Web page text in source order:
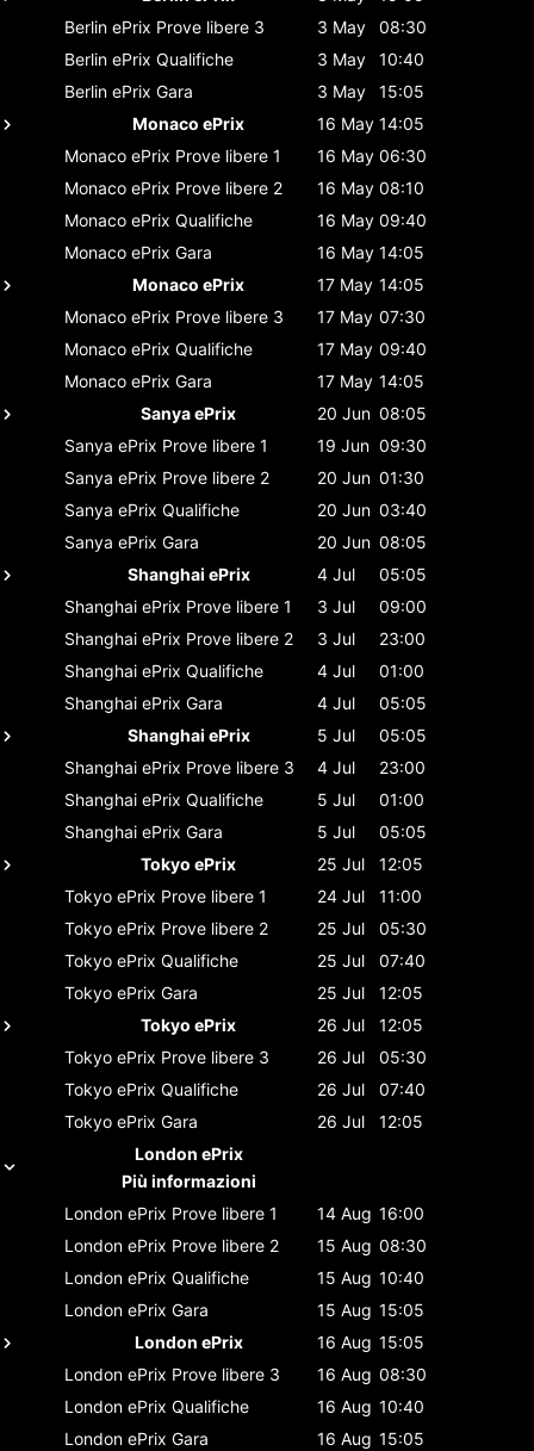
Berlin ePrix Prove libere 3 3 May
08:30
Berlin ePrix Qualifiche 3 May
10:40
Berlin ePrix Gara 3 May
15:05
Monaco ePrix
16 May 14:05
Monaco ePrix Prove libere 1 16 May 06:30
Monaco ePrix Prove libere 2 16 May 08:10
Monaco ePrix Qualifiche 16 May 09:40
Monaco ePrix Gara 16 May 14:05
Monaco ePrix
17 May 14:05
Monaco ePrix Prove libere 3 17 May 07:30
Monaco ePrix Qualifiche 17 May 09:40
Monaco ePrix Gara 17 May 14:05
Sanya ePrix
20 Jun 08:05
Sanya ePrix Prove libere 1 19 Jun 09:30
Sanya ePrix Prove libere 2 20 Jun 01:30
Sanya ePrix Qualifiche 20 Jun 03:40
Sanya ePrix Gara 20 Jun 08:05
Shanghai ePrix
4 Jul
05:05
Shanghai ePrix Prove libere 1 3 Jul
09:00
Shanghai ePrix Prove libere 2 3 Jul
23:00
Shanghai ePrix Qualifiche 4 Jul
01:00
Shanghai ePrix Gara 4 Jul
05:05
Shanghai ePrix
5 Jul
05:05
Shanghai ePrix Prove libere 3 4 Jul
23:00
Shanghai ePrix Qualifiche 5 Jul
01:00
Shanghai ePrix Gara 5 Jul
05:05
Tokyo ePrix
25 Jul
12:05
Tokyo ePrix Prove libere 1 24 Jul
11:00
Tokyo ePrix Prove libere 2 25 Jul
05:30
Tokyo ePrix Qualifiche 25 Jul
07:40
Tokyo ePrix Gara 25 Jul
12:05
Tokyo ePrix
26 Jul
12:05
Tokyo ePrix Prove libere 3 26 Jul
05:30
Tokyo ePrix Qualifiche 26 Jul
07:40
Tokyo ePrix Gara 26 Jul
12:05
London ePrix
Più informazioni
London ePrix Prove libere 1 14 Aug 16:00
London ePrix Prove libere 2 15 Aug 08:30
London ePrix Qualifiche 15 Aug 10:40
London ePrix Gara 15 Aug 15:05
London ePrix
16 Aug 15:05
London ePrix Prove libere 3 16 Aug 08:30
London ePrix Qualifiche 16 Aug 10:40
London ePrix Gara 16 Aug 15:05